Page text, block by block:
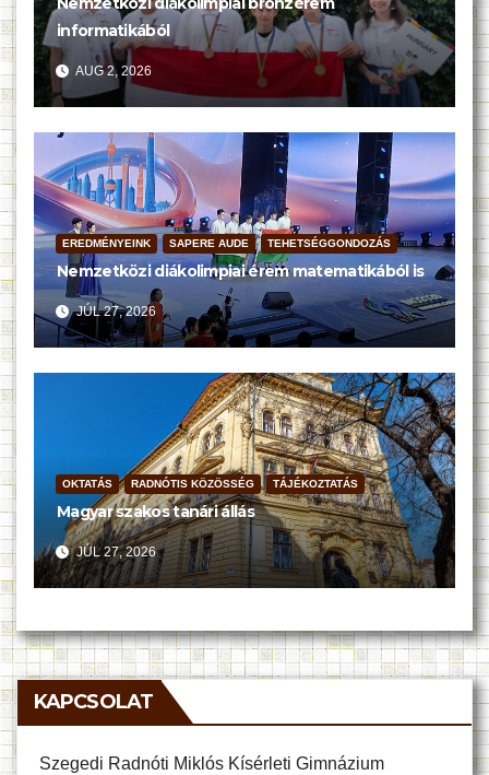
informatikából
AUG 2, 2026
EREDMÉNYEINK SAPERE AUDE TEHETSÉGGONDOZÁS
Nemzetközi diákolimpiai érem matematikából is
JÚL 27, 2026
OKTATÁS RADNÓTIS KÖZÖSSÉG TÁJÉKOZTATÁS
Magyar szakos tanári állás
JÚL 27, 2026
KAPCSOLAT
Szegedi Radnóti Miklós Kísérleti Gimnázium